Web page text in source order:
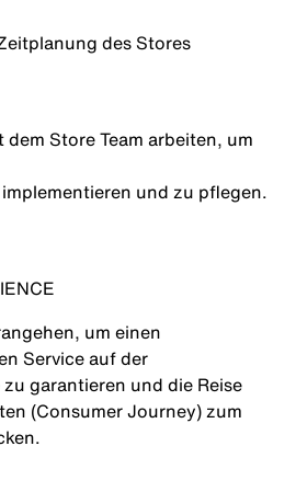
des Stores
dem Store Team arbeiten, um
und zu pflegen.
um einen
Service auf der
garantieren und die Reise
(Consumer Journey) zum